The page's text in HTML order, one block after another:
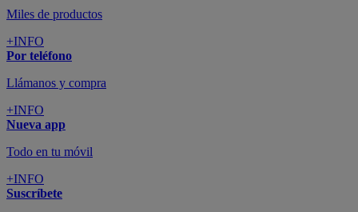
Miles de productos
+INFO
Por teléfono
Llámanos y compra
+INFO
Nueva app
Todo en tu móvil
+INFO
Suscríbete